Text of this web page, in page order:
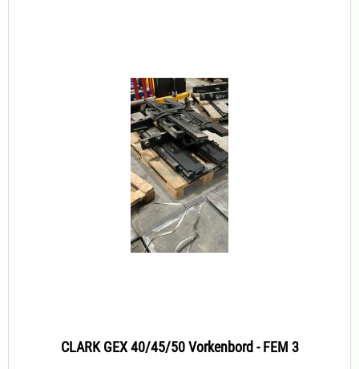
CLARK GEX 40/45/50 Vorkenbord - FEM 3